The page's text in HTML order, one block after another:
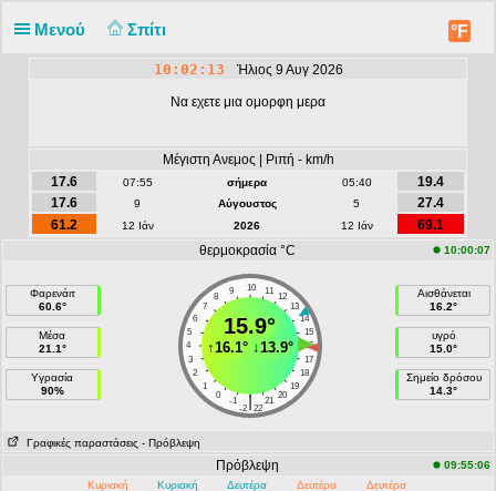
Μενού Σπίτι °F
10:02:13 Ήλιος 9 Αυγ 2026
Να εχετε μια ομορφη μερα
Μέγιστη Ανεμος | Ριπή - km/h
17.6
07:55 σήμερα 05:40
19.4
17.6
9 Αύγουστος 5
27.4
61.2
12 Ιάν 2026 12 Ιάν
69.1
θερμοκρασία °C
10:00:07
Φαρενάιτ
60.6°
Μέσα
21.1°
Υγρασία
90%
10
9 11
8
12
7
13
6
14
5
15
4
16
3
17
2
18
1
19
0
20
-1 21
|
-2 22
15.9°
↑16.1°↓13.9°
Αισθάνεται
16.2°
υγρό
15.0°
Σημείο δρόσου
14.3°
Γραφικές παραστάσεις - Πρόβλεψη
Πρόβλεψη
09:55:06
Κυριακή
Κυριακή
Δευτέρα
Δευτέρα
Δευτέρα